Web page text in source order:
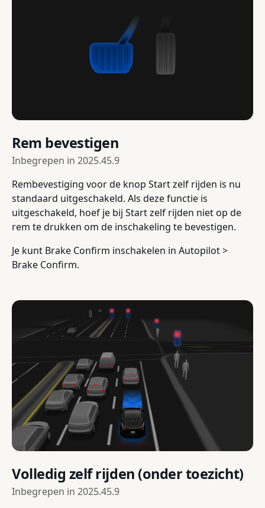
Rem bevestigen
Inbegrepen in 2025.45.9
Rembevestiging voor de knop Start zelf rijden is nu
standaard uitgeschakeld. Als deze functie is
uitgeschakeld, hoef je bij Start zelf rijden niet op de
rem te drukken om de inschakeling te bevestigen.
Je kunt Brake Confirm inschakelen in Autopilot >
Brake Confirm.
Volledig zelf rijden (onder toezicht)
Inbegrepen in 2025.45.9